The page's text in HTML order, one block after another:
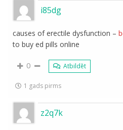
i85dg
causes of erectile dysfunction –
to buy ed pills online
0 Atbildēt
1 gads pirms
z2q7k